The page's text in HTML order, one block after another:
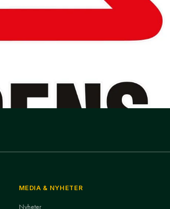
MEDIA & NYHETER
Nyheter